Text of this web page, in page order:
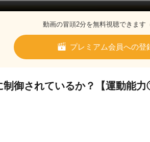
動画の冒頭2分を無料視聴できます
プレミアム会員への登
御されているか？【運動能力